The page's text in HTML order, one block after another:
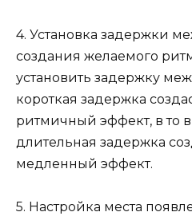
4. Установка задержки
создания желаемого
установить задержку
короткая задержка
ритмичный эффект, в то
длительная задержка
медленный эффект.
5. Настройка места